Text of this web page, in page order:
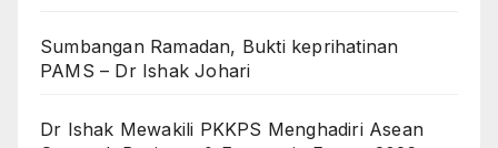
Sumbangan Ramadan, Bukti keprihatinan
PAMS – Dr Ishak Johari
Dr Ishak Mewakili PKKPS Menghadiri Asean